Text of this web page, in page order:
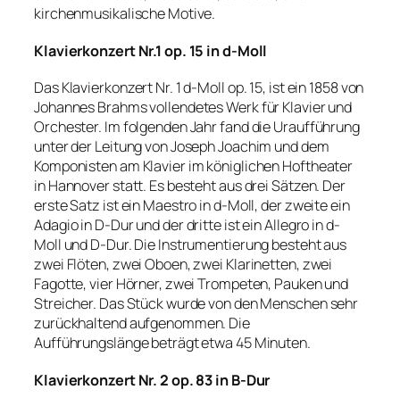
kirchenmusikalische Motive.
Klavierkonzert Nr.1 op. 15 in d-Moll
Das Klavierkonzert Nr. 1 d-Moll op. 15, ist ein 1858 von
Johannes Brahms vollendetes Werk für Klavier und
Orchester. Im folgenden Jahr fand die Uraufführung
unter der Leitung von Joseph Joachim und dem
Komponisten am Klavier im königlichen Hoftheater
in Hannover statt. Es besteht aus drei Sätzen. Der
erste Satz ist ein Maestro in d-Moll, der zweite ein
Adagio in D-Dur und der dritte ist ein Allegro in d-
Moll und D-Dur. Die Instrumentierung besteht aus
zwei Flöten, zwei Oboen, zwei Klarinetten, zwei
Fagotte, vier Hörner, zwei Trompeten, Pauken und
Streicher. Das Stück wurde von den Menschen sehr
zurückhaltend aufgenommen. Die
Aufführungslänge beträgt etwa 45 Minuten.
Klavierkonzert Nr. 2 op. 83 in B-Dur